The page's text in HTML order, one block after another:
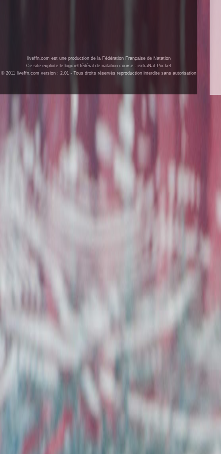
liveffn.com est une production de la Fédération Française de Natation
Ce site exploite le logiciel fédéral de natation course : extraNat-Pocket
© 2011 liveffn.com version : 2.01 - Tous droits réservés reproduction interdite sans autorisation